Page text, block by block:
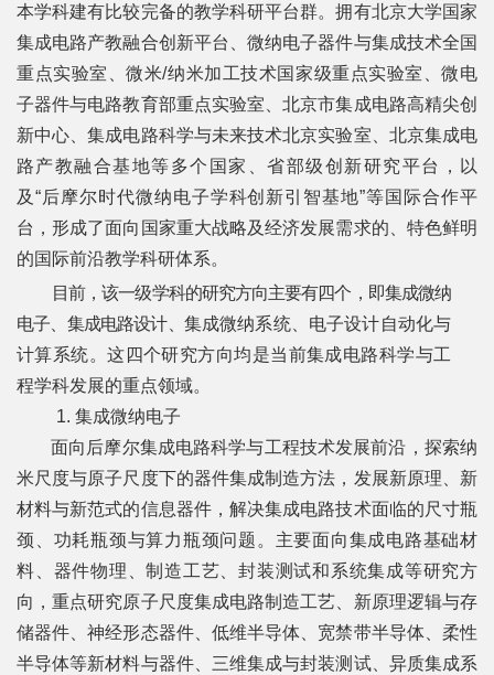
研
究
党
建
人
才
养
平
基
地
本学科建有比较完备的教学科研平台群。拥有北京大学国家
集成电路产教融合创新平台、微纳电子器件与集成技术全国
重点实验室、微米/纳米加工技术国家级重点实验室、微电
子器件与电路教育部重点实验室、北京市集成电路高精尖创
新中心、集成电路科学与未来技术北京实验室、 北京集成电
路产教融合基地等多个国家、省部级创 新研究平台，以
及“后摩尔时代微纳电子学科创新引智基地”等国际合作平
台，形成了面向国家重大战略及经济发展需求的、特色鲜明
的国际前沿教学科研体系。
目前，该一级学科的研究方向主要有四个，即集成微纳
电子、集成电路设计、 集成微纳系统、电子设计自动化与
计算系统。这四个研究方向均是当前集成电路科学与工
程学科发展的重点领域。
1. 集成微纳电子
面向后摩尔集成电路科学与工程技术发展前沿，探索纳
米尺度与原子尺度下的器件集成制造方法，发展新原理、新
材料与新范式的信息器件，解决集成电路技术面临的尺寸瓶
颈、功耗瓶颈与算力瓶颈问题。主要面向集成电路基础材
料、 器件物理、制造工艺、封装测试和系统集成等研究方
向，重点研究原子尺度集成电路制造工艺、新原理逻辑与存
储器件、神经形态器件、低维半导体、宽禁带半导体、柔性
半导体等新材料与器件、三维集成与封装测试、异质集成系